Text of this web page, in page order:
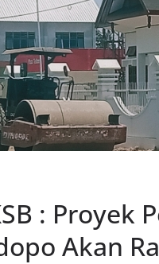
: Proyek
Akan